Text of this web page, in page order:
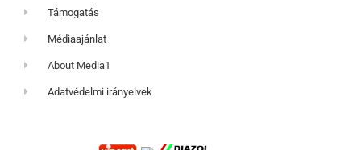
Támogatás
Médiaajánlat
About Media1
Adatvédelmi irányelvek